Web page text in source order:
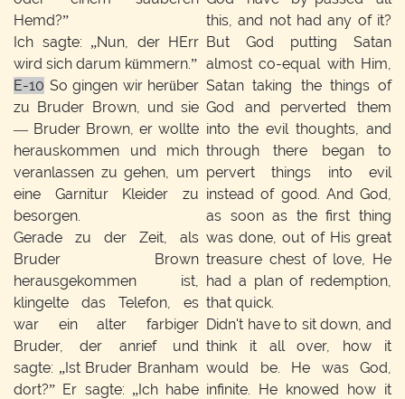
Hemd?”
Ich sagte: „Nun, der HErr
wird sich darum kümmern.”
E-10 So gingen wir herüber
zu Bruder Brown, und sie
— Bruder Brown, er wollte
herauskommen und mich
veranlassen zu gehen, um
eine Garnitur Kleider zu
besorgen.
Gerade zu der Zeit, als
Bruder Brown
herausgekommen ist,
klingelte das Telefon, es
war ein alter farbiger
Bruder, der anrief und
sagte: „Ist Bruder Branham
dort?” Er sagte: „Ich habe
this, and not had any of it?
But God putting Satan
almost co-equal with Him,
Satan taking the things of
God and perverted them
into the evil thoughts, and
through there began to
pervert things into evil
instead of good. And God,
as soon as the first thing
was done, out of His great
treasure chest of love, He
had a plan of redemption,
that quick.
Didn't have to sit down, and
think it all over, how it
would be. He was God,
infinite. He knowed how it